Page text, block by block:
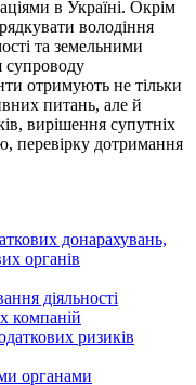
в Україні. Окрім
володіння
та земельними
супроводу
отримують не тільки
питань, але й
вирішення супутніх
перевірку дотримання
донарахувань,
органів
діяльності
компаній
ризиків
органами